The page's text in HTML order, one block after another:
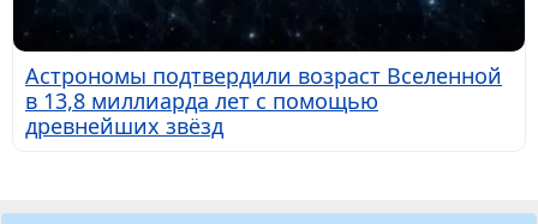
Астрономы подтвердили возраст Вселенной
в 13,8 миллиарда лет с помощью
древнейших звёзд